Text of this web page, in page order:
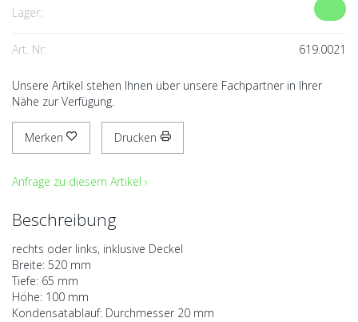
Lager:
Art. Nr: 619.0021
Unsere Artikel stehen Ihnen über unsere Fachpartner in Ihrer
Nähe zur Verfügung.
Merken Drucken
Anfrage zu diesem Artikel ›
Beschreibung
rechts oder links, inklusive Deckel
Breite: 520 mm
Tiefe: 65 mm
Höhe: 100 mm
Kondensatablauf: Durchmesser 20 mm